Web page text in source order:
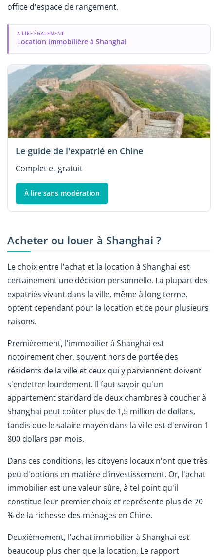
office d'espace de rangement.
A LIRE ÉGALEMENT
Location immobilière à Shanghai
Le guide de l'expatrié en Chine
Complet et gratuit
À lire sans modération
Acheter ou louer à Shanghai ?
Le choix entre l'achat et la location à Shanghai est
certainement une décision personnelle. La plupart des
expatriés vivant dans la ville, même à long terme,
optent cependant pour la location et ce pour plusieurs
raisons.
Premièrement, l'immobilier à Shanghai est
notoirement cher, souvent hors de portée des
résidents de la ville et ceux qui y parviennent doivent
s'endetter lourdement. Il faut savoir qu'un
appartement standard de deux chambres à coucher à
Shanghai peut coûter plus de 1,5 million de dollars,
tandis que le salaire moyen dans la ville est d'environ 1
800 dollars par mois.
Dans ces conditions, les citoyens locaux n'ont que très
peu d'options en matière d'investissement. Or, l'achat
immobilier est une valeur sûre, à tel point qu'il
constitue leur premier choix et représente plus de 70
% de la richesse des ménages en Chine.
Deuxièmement, l'achat immobilier à Shanghai est
beaucoup plus cher que la location. Le rapport